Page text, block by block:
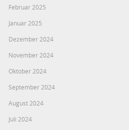
Februar 2025
Januar 2025
Dezember 2024
November 2024
Oktober 2024
September 2024
August 2024
Juli 2024